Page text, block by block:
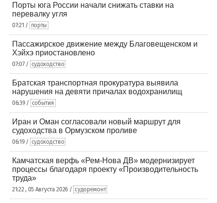
Порты юга России начали снижать ставки на
перевалку угля
07:21 / порты
Пассажирское движение между Благовещенском и
Хэйхэ приостановлено
07:07 / судоходство
Братская транспортная прокуратура выявила
нарушения на девяти причалах водохранилищ
06:39 / события
Иран и Оман согласовали новый маршрут для
судоходства в Ормузском проливе
06:19 / судоходство
Камчатская верфь «Рем-Нова ДВ» модернизирует
процессы благодаря проекту «Производительность
труда»
21:22 , 05 Августа 2026 / судоремонт